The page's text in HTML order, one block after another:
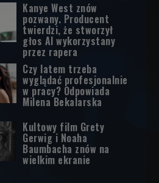
Kanye West znów
pozwany. Producent
twierdzi, że stworzył
głos AI wykorzystany
przez rapera
Czy latem trzeba
wyglądać profesjonalnie
w pracy? Odpowiada
Milena Bekalarska
Kultowy film Grety
Gerwig i Noaha
Baumbacha znów na
wielkim ekranie